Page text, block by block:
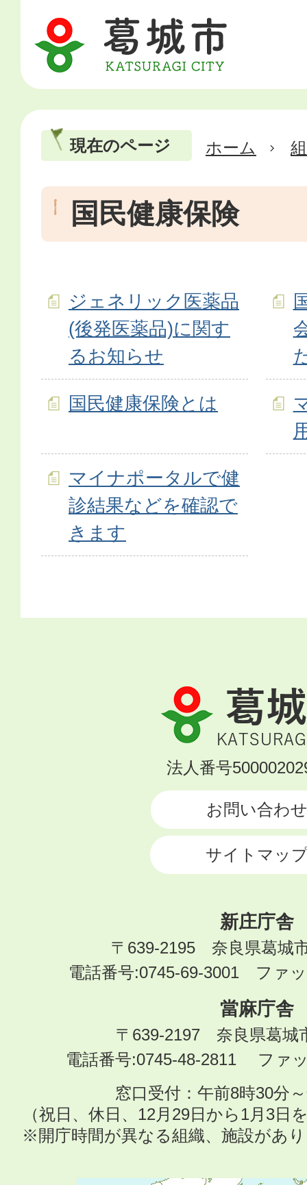
現在のページ ホーム
国民健康保険
ジェネリック医薬品
(後発医薬品)に関す
るお知らせ
国民健康保険とは
マイナポータルで健
診結果などを確認で
きます
葛
城
市
KATSURAGI
法人番号
お問い合わせ
サイトマッ
新庄庁舎
〒639-2195 奈良県葛城
電話番号:0745-69-3001 ファ
當麻庁舎
〒639-2197 奈良県葛城
電話番号:0745-48-2811 ファ
窓口受付：午前8時30分
（祝日、休日、12月29日から1月3日
※開庁時間が異なる組織、施設があ